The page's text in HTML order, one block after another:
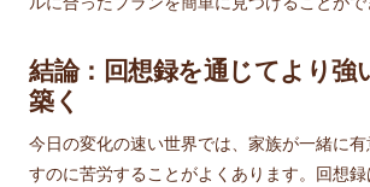
結論：回想録を通じてより強
築く
今日の変化の速い世界では、家族が一緒に
すのに苦労することがよくあります。回想